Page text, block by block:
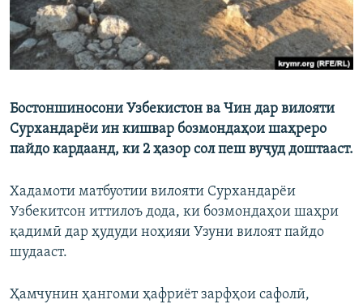
Бостоншиносони Узбекистон ва Чин дар вилояти
Сурхандарёи ин кишвар бозмондаҳои шаҳреро
пайдо кардаанд, ки 2 ҳазор сол пеш вуҷуд доштааст.
Хадамоти матбуотии вилояти Сурхандарёи
Узбекитсон иттилоъ дода, ки бозмондаҳои шаҳри
қадимӣ дар ҳудуди ноҳияи Узуни вилоят пайдо
шудааст.
Ҳамчунин ҳангоми ҳафриёт зарфҳои сафолӣ,